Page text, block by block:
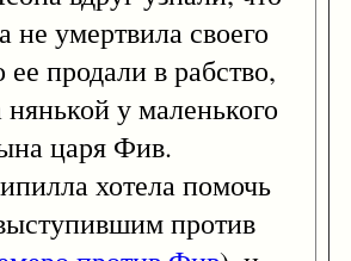
не умертвила своего
ее продали в рабство,
нянькой у маленького
царя Фив.
хотела помочь
против